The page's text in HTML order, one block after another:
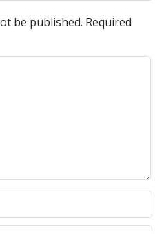
be published. Required